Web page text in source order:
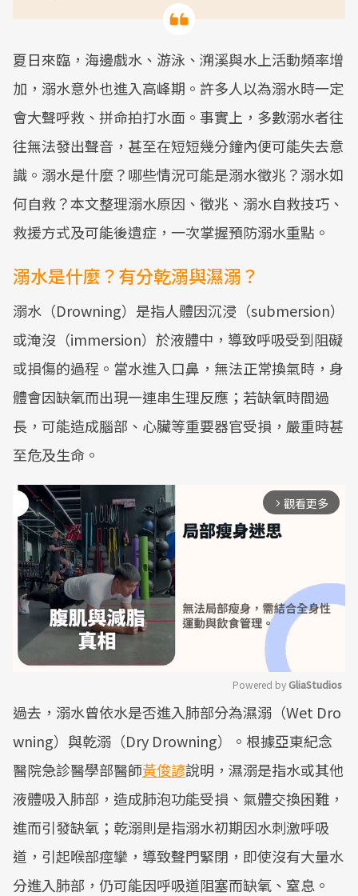
夏日來臨，海邊戲水、游泳、溯溪與水上活動頻率增
加，溺水意外也進入高峰期。許多人以為溺水時一定
會大聲呼救、拼命拍打水面。事實上，多數溺水者往
往無法發出聲音，甚至在短短幾分鐘內便可能失去意
識。溺水是什麼？哪些情況可能是溺水徵兆？溺水如
何自救？本文整理溺水原因、徵兆、溺水自救技巧、
救援方式及可能後遺症，一次掌握預防溺水重點。
溺水是什麼？有分乾溺與濕溺？
溺水（Drowning）是指人體因沉浸（submersion）
或淹沒（immersion）於液體中，導致呼吸受到阻礙
或損傷的過程。當水進入口鼻，無法正常換氣時，身
體會因缺氧而出現一連串生理反應；若缺氧時間過
長，可能造成腦部、心臟等重要器官受損，嚴重時甚
至危及生命。
arrow_forward_ios 觀看更多
Mute
Powered by GliaStudios
過去，溺水曾依水是否進入肺部分為濕溺（Wet Dro
wning）與乾溺（Dry Drowning）。根據亞東紀念
醫院急診醫學部醫師黃俊諺說明，濕溺是指水或其他
液體吸入肺部，造成肺泡功能受損、氣體交換困難，
進而引發缺氧；乾溺則是指溺水初期因水刺激呼吸
道，引起喉部痙攣，導致聲門緊閉，即使沒有大量水
分進入肺部，仍可能因呼吸道阻塞而缺氧、窒息。